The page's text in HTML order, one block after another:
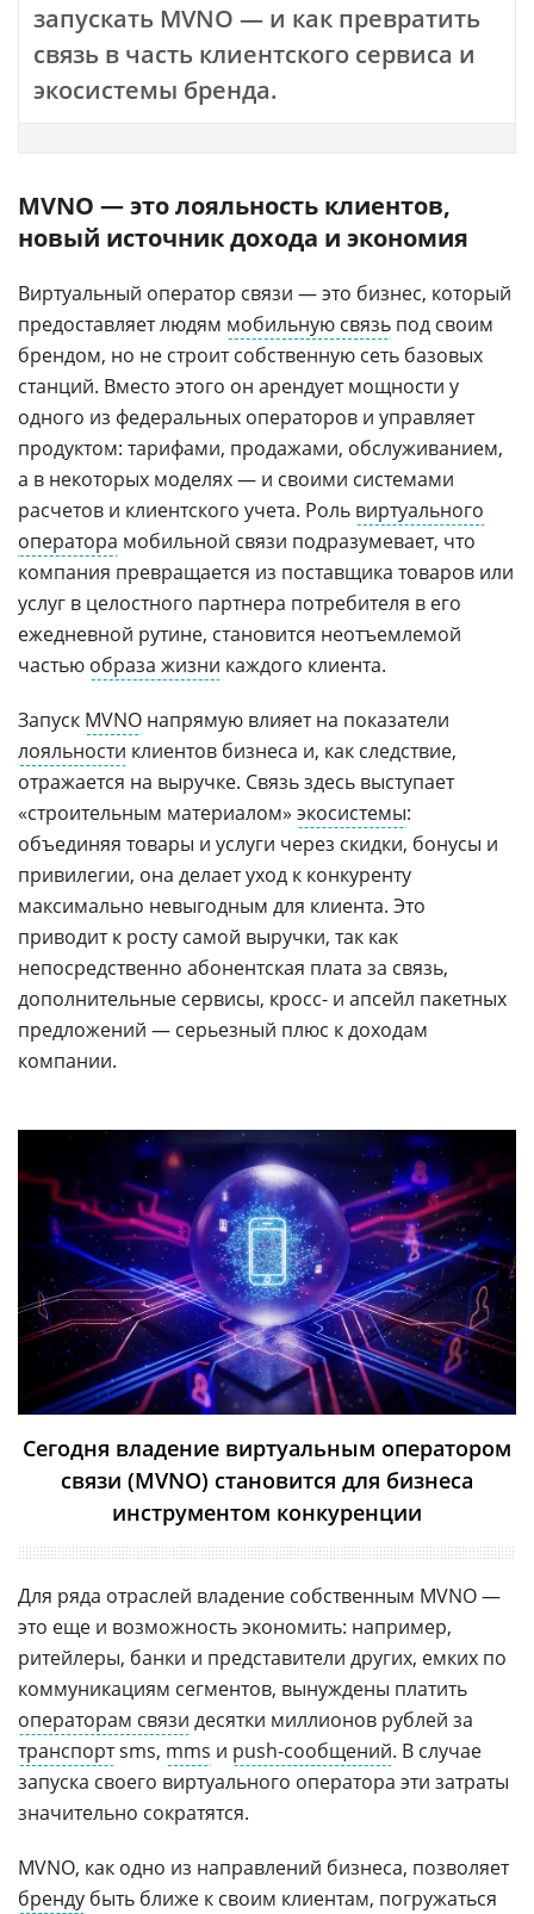
запускать MVNO — и как превратить
связь в часть клиентского сервиса и
экосистемы бренда.
MVNO — это лояльность клиентов,
новый источник дохода и экономия
Виртуальный оператор связи — это бизнес, который
предоставляет людям мобильную связь под своим
брендом, но не строит собственную сеть базовых
станций. Вместо этого он арендует мощности у
одного из федеральных операторов и управляет
продуктом: тарифами, продажами, обслуживанием,
а в некоторых моделях — и своими системами
расчетов и клиентского учета. Роль виртуального
оператора мобильной связи подразумевает, что
компания превращается из поставщика товаров или
услуг в целостного партнера потребителя в его
ежедневной рутине, становится неотъемлемой
частью образа жизни каждого клиента.
Запуск MVNO напрямую влияет на показатели
лояльности клиентов бизнеса и, как следствие,
отражается на выручке. Связь здесь выступает
«строительным материалом» экосистемы:
объединяя товары и услуги через скидки, бонусы и
привилегии, она делает уход к конкуренту
максимально невыгодным для клиента. Это
приводит к росту самой выручки, так как
непосредственно абонентская плата за связь,
дополнительные сервисы, кросс- и апсейл пакетных
предложений — серьезный плюс к доходам
компании.
Сегодня владение виртуальным оператором
связи (MVNO) становится для бизнеса
инструментом конкуренции
Для ряда отраслей владение собственным MVNO —
это еще и возможность экономить: например,
ритейлеры, банки и представители других, емких по
коммуникациям сегментов, вынуждены платить
операторам связи десятки миллионов рублей за
транспортsms, mms и push-сообщений. В случае
запуска своего виртуального оператора эти затраты
значительно сократятся.
MVNO, как одно из направлений бизнеса, позволяет
бренду быть ближе к своим клиентам, погружаться